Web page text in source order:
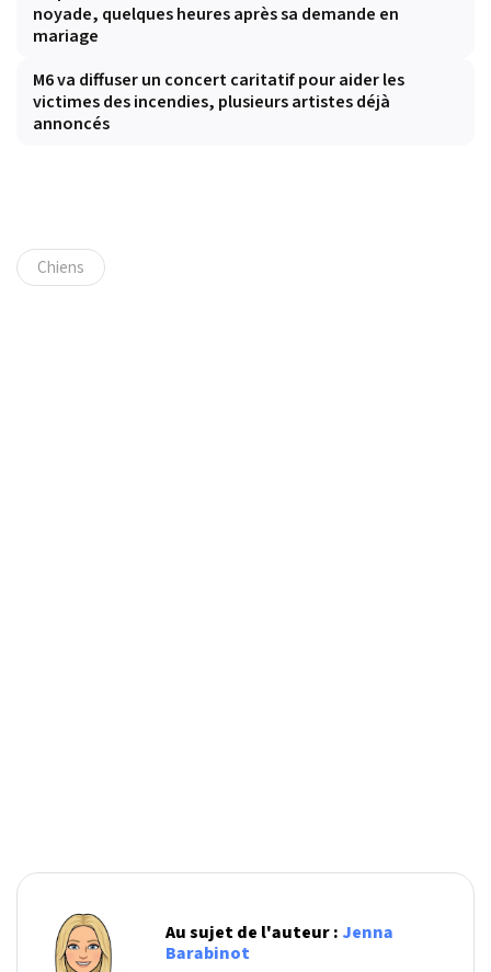
noyade, quelques heures après sa demande en
mariage
M6 va diffuser un concert caritatif pour aider les
victimes des incendies, plusieurs artistes déjà
annoncés
Chiens
Au sujet de l'auteur : Jenna
Barabinot